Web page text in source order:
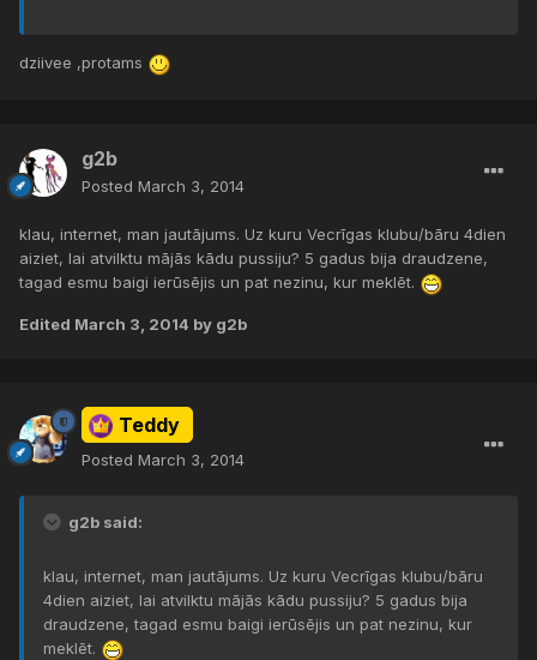
dziivee ,protams
g2b
Posted March 3, 2014
klau, internet, man jautājums. Uz kuru Vecrīgas klubu/bāru 4dien
aiziet, lai atvilktu mājās kādu pussiju? 5 gadus bija draudzene,
tagad esmu baigi ierūsējis un pat nezinu, kur meklēt.
Edited March 3, 2014 by g2b
Teddy
Posted March 3, 2014
g2b said:
klau, internet, man jautājums. Uz kuru Vecrīgas klubu/bāru
4dien aiziet, lai atvilktu mājās kādu pussiju? 5 gadus bija
draudzene, tagad esmu baigi ierūsējis un pat nezinu, kur
meklēt.